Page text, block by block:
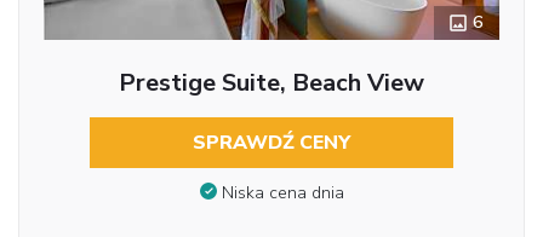
6
Prestige Suite, Beach View
SPRAWDŹ CENY
Niska cena dnia